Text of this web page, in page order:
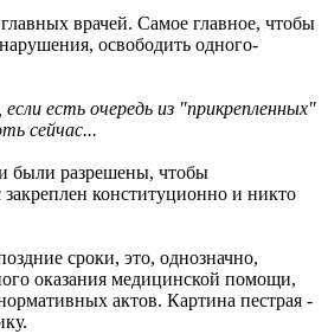
врачей. Самое главное, чтобы
освободить одного-
есть очередь из "прикрепленных"
сейчас...
были разрешены, чтобы
конституционно и никто
сроки, это, однозначно,
оказания медицинской помощи,
актов. Картина пестрая -